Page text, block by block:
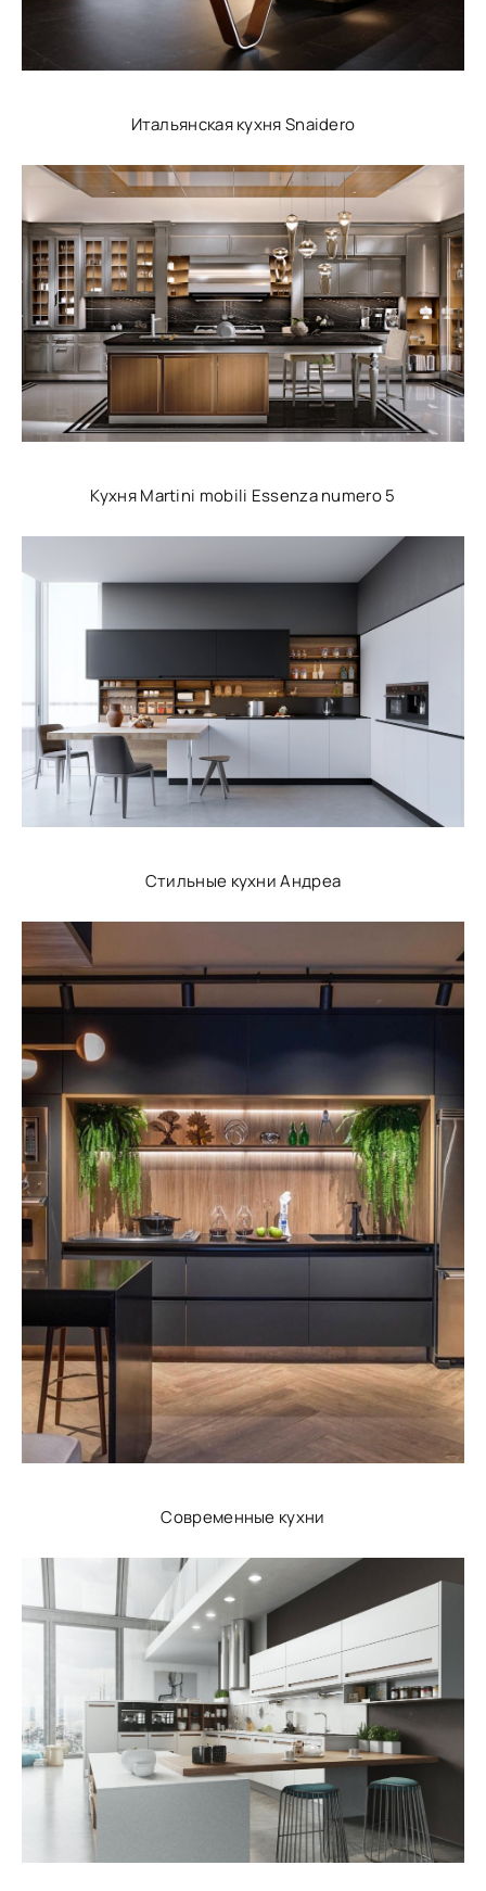
Итальянская кухня Snaidero
Кухня Martini mobili Essenza numero 5
Стильные кухни Андреа
Современные кухни